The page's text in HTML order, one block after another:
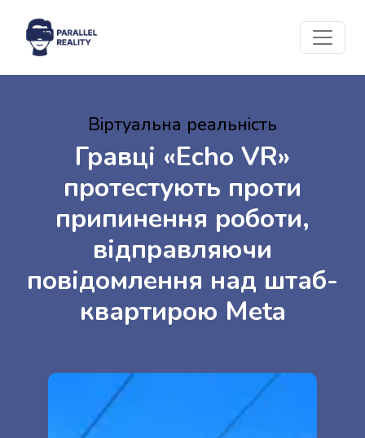
Віртуальна реальність
Гравці «Echo VR»
протестують проти
припинення роботи,
відправляючи
повідомлення над штаб-
квартирою Meta